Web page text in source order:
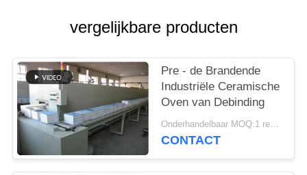
vergelijkbare producten
Pre - de Brandende
Industriële Ceramische
Oven van Debinding
Onderhandelbaar MOQ:1 reeks
CONTACT